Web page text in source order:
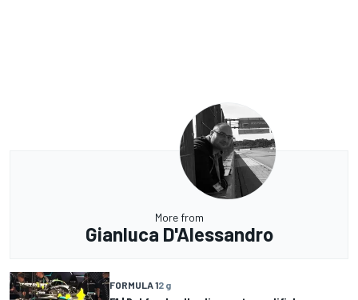
More from
Gianluca D'Alessandro
FORMULA 12 g